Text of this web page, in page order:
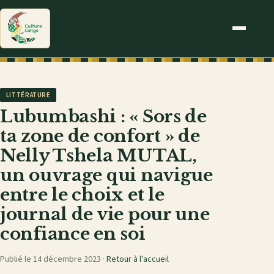
LITTÉRATURE
Lubumbashi : « Sors de
ta zone de confort » de
Nelly Tshela MUTAL,
un ouvrage qui navigue
entre le choix et le
journal de vie pour une
confiance en soi
Publié le 14 décembre 2023 · Retour à l'accueil